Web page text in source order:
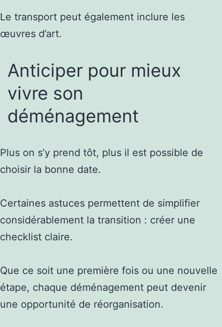
Le transport peut également inclure les
œuvres d’art.
Anticiper pour mieux
vivre son
déménagement
Plus on s’y prend tôt, plus il est possible de
choisir la bonne date.
Certaines astuces permettent de simplifier
considérablement la transition : créer une
checklist claire.
Que ce soit une première fois ou une nouvelle
étape, chaque déménagement peut devenir
une opportunité de réorganisation.